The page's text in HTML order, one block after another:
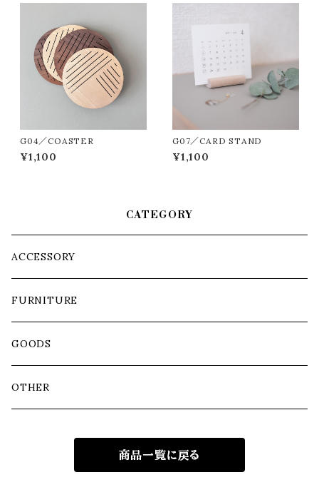
G04／COASTER
¥1,100
G07／CARD STAND
¥1,100
CATEGORY
ACCESSORY
FURNITURE
GOODS
OTHER
商品一覧に戻る